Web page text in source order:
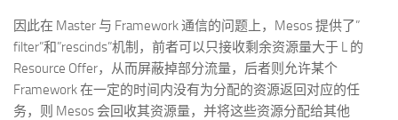
因此在 Master 与 Framework 通信的问题上，Mesos 提供了”
filter”和”rescinds”机制，前者可以只接收剩余资源量大于 L 的
Resource Offer，从而屏蔽掉部分流量，后者则允许某个
Framework 在一定的时间内没有为分配的资源返回对应的任
务，则 Mesos 会回收其资源量，并将这些资源分配给其他